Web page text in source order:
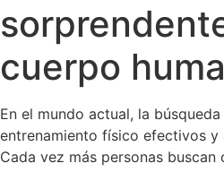
cuerpo
En el mundo actual, la
entrenamiento físico efectivos y
Cada vez más personas